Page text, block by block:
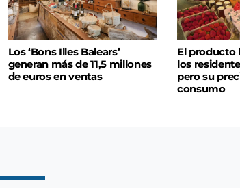
Los ‘Bons Illes Balears’
generan más de 11,5 millones
de euros en ventas
El producto
los
pero su
consumo